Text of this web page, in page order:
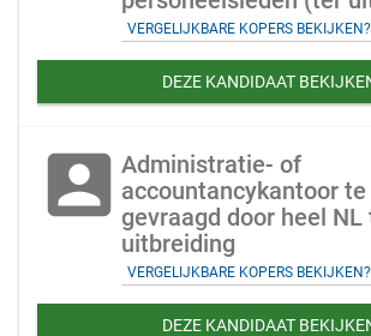
VERGELIJKBARE KOPERS
DEZE KANDIDAAT
account_box Administratie- of
accountancykantoor te
gevraagd door heel NL
uitbreiding
VERGELIJKBARE KOPERS
DEZE KANDIDAAT